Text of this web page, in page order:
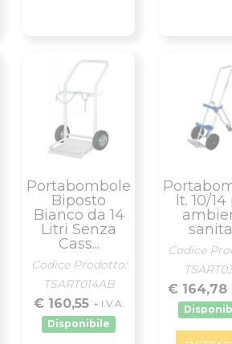
Portabombole
Biposto
Bianco da 14
Litri Senza
Cass...
Codice Prodotto:
TSART014AB
€ 160,55 + I.V.A.
Disponibile
lt. 10/
Codice
€ 164,78